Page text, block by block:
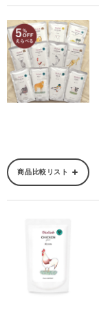
商品比較リスト